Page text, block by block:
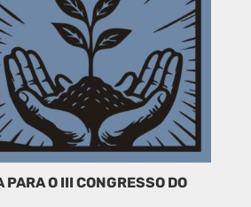
PARA O III CONGRESSO DO